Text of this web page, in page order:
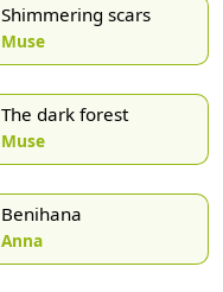
Shimmering scars
Muse
The dark forest
Muse
Benihana
Anna